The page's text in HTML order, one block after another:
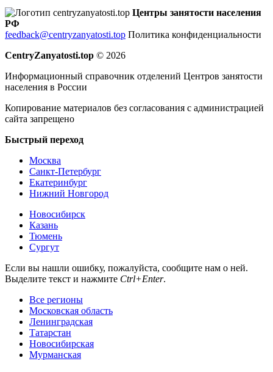
Центры занятости населения
РФ
feedback@centryzanyatosti.top Политика конфиденциальности
CentryZanyatosti.top © 2026
Информационный справочник отделений Центров занятости
населения в России
Копирование материалов без согласования с администрацией
сайта запрещено
Быстрый переход
Москва
Санкт-Петербург
Екатеринбург
Нижний Новгород
Новосибирск
Казань
Тюмень
Сургут
Если вы нашли ошибку, пожалуйста, сообщите нам о ней.
Выделите текст и нажмите Ctrl+Enter.
Все регионы
Московская область
Ленинградская
Татарстан
Новосибирская
Мурманская